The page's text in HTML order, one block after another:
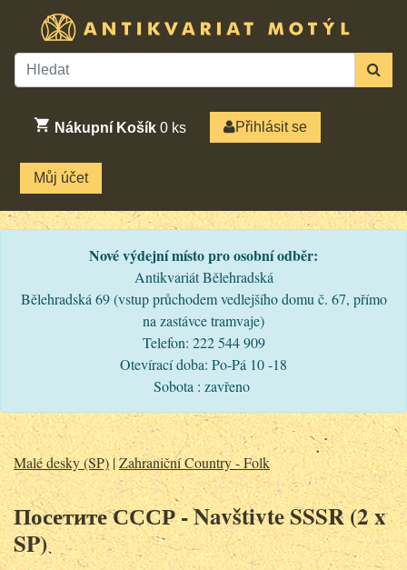
Nákupní Košík 0 ks Přihlásit se
Můj účet
Nové výdejní místo pro osobní odběr:
Antikvariát Bělehradská
Bělehradská 69 (vstup průchodem vedlejšího domu č. 67, přímo
na zastávce tramvaje)
Telefon: 222 544 909
Otevírací doba: Po-Pá 10 -18
Sobota : zavřeno
Malé desky (SP)|Zahraniční Country - Folk
Посетите СССР - Navštivte SSSR (2 x
SP)